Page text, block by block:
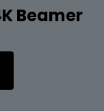
Beamer